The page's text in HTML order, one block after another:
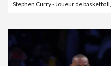
Stephen Curry - Joueur de basketball,